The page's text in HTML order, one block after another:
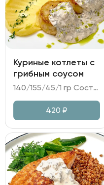
Куриные котлеты с
грибным соусом
140/155/45/1 гр Состав: - котлеты из куриного филе; - пюре картофельное; - соус грибной на сливках; - зелень.
420 ₽